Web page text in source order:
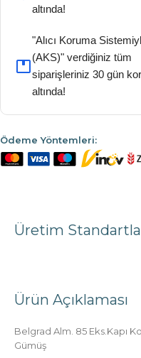
altında!
"Alıcı Koruma
(AKS)" verdiğiniz tüm
siparişleriniz 30 gün
altında!
Ödeme Yöntemleri:
Ürün Açıklaması
Belgrad Alm. 85 Eks.Kapı
Gümüş
Üretim